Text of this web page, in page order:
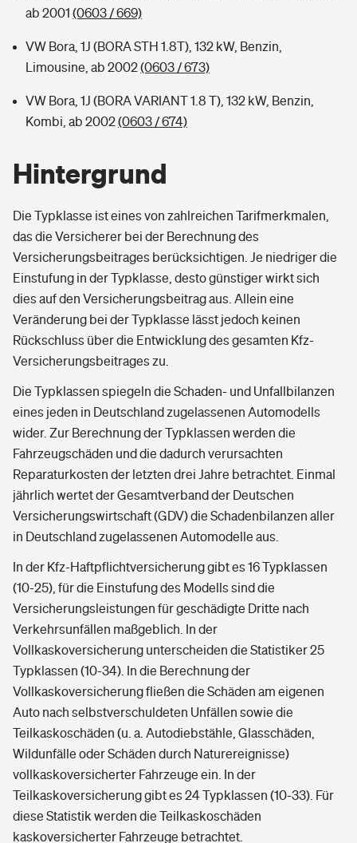
ab 2001 (0603 / 669)
VW Bora, 1J (BORA STH 1.8T), 132 kW, Benzin,
Limousine, ab 2002(0603 / 673)
VW Bora, 1J (BORA VARIANT 1.8 T), 132 kW, Benzin,
Kombi, ab 2002(0603 / 674)
Hintergrund
Die Typklasse ist eines von zahlreichen Tarifmerkmalen,
das die Versicherer bei der Berechnung des
Versicherungsbeitrages berücksichtigen. Je niedriger die
Einstufung in der Typklasse, desto günstiger wirkt sich
dies auf den Versicherungsbeitrag aus. Allein eine
Veränderung bei der Typklasse lässt jedoch keinen
Rückschluss über die Entwicklung des gesamten Kfz-
Versicherungsbeitrages zu.
Die Typklassen spiegeln die Schaden- und Unfallbilanzen
eines jeden in Deutschland zugelassenen Automodells
wider. Zur Berechnung der Typklassen werden die
Fahrzeugschäden und die dadurch verursachten
Reparaturkosten der letzten drei Jahre betrachtet. Einmal
jährlich wertet der Gesamtverband der Deutschen
Versicherungswirtschaft (GDV) die Schadenbilanzen aller
in Deutschland zugelassenen Automodelle aus.
In der Kfz-Haftpflichtversicherung gibt es 16 Typklassen
(10-25), für die Einstufung des Modells sind die
Versicherungsleistungen für geschädigte Dritte nach
Verkehrsunfällen maßgeblich. In der
Vollkaskoversicherung unterscheiden die Statistiker 25
Typklassen (10-34). In die Berechnung der
Vollkaskoversicherung fließen die Schäden am eigenen
Auto nach selbstverschuldeten Unfällen sowie die
Teilkaskoschäden (u. a. Autodiebstähle, Glasschäden,
Wildunfälle oder Schäden durch Naturereignisse)
vollkaskoversicherter Fahrzeuge ein. In der
Teilkaskoversicherung gibt es 24 Typklassen (10-33). Für
diese Statistik werden die Teilkaskoschäden
kaskoversicherter Fahrzeuge betrachtet.